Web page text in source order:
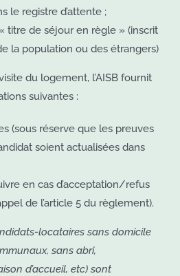
le registre d’attente ;
titre de séjour en règle » (inscrit
la population ou des étrangers)
du logement, l’AISB fournit
suivantes :
(sous réserve que les preuves
soient actualisées dans
en cas d’acceptation/refus
de l’article 5 du règlement).
locataires sans domicile
sans abri,
d’accueil, etc) sont